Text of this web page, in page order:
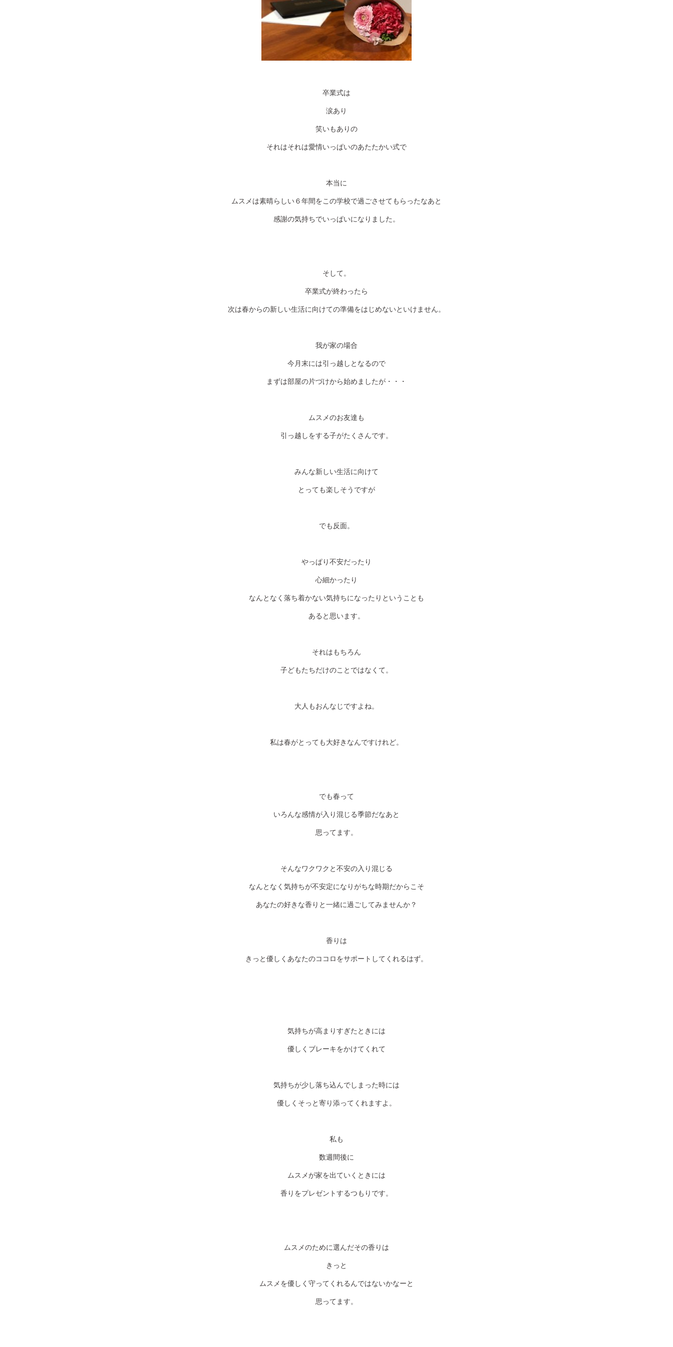
卒業式は
涙あり
笑いもありの
それはそれは愛情いっぱいのあたたかい式で
本当に
ムスメは素晴らしい６年間をこの学校で過ごさせてもらったなあと
感謝の気持ちでいっぱいになりました。
そして。
卒業式が終わったら
次は春からの新しい生活に向けての準備をはじめないといけません。
我が家の場合
今月末には引っ越しとなるので
まずは部屋の片づけから始めましたが・・・
ムスメのお友達も
引っ越しをする子がたくさんです。
みんな新しい生活に向けて
とっても楽しそうですが
でも反面。
やっぱり不安だったり
心細かったり
なんとなく落ち着かない気持ちになったりということも
あると思います。
それはもちろん
子どもたちだけのことではなくて。
大人もおんなじですよね。
私は春がとっても大好きなんですけれど。
でも春って
いろんな感情が入り混じる季節だなあと
思ってます。
そんなワクワクと不安の入り混じる
なんとなく気持ちが不安定になりがちな時期だからこそ
あなたの好きな香りと一緒に過ごしてみませんか？
香りは
きっと優しくあなたのココロをサポートしてくれるはず。
気持ちが高まりすぎたときには
優しくブレーキをかけてくれて
気持ちが少し落ち込んでしまった時には
優しくそっと寄り添ってくれますよ。
私も
数週間後に
ムスメが家を出ていくときには
香りをプレゼントするつもりです。
ムスメのために選んだその香りは
きっと
ムスメを優しく守ってくれるんではないかなーと
思ってます。